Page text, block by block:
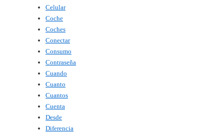
Celular
Coche
Coches
Conectar
Consumo
Contraseña
Cuando
Cuanto
Cuantos
Cuenta
Desde
Diferencia